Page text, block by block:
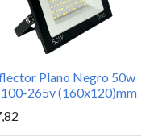
Plano Negro 50w
265v (160x120)mm
y hoy por hoy somos
eléctrico,